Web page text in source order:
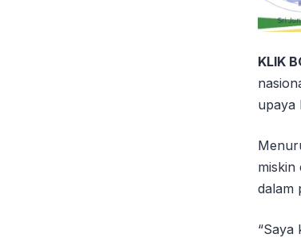
KLIK
upaya
miskin
dalam
“Saya